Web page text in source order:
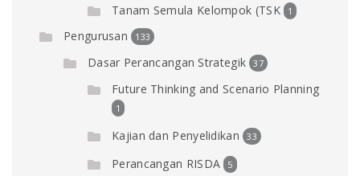
Tanam Semula Kelompok (TSK 1
Pengurusan 133
Dasar Perancangan Strategik 37
Future Thinking and Scenario Planning
1
Kajian dan Penyelidikan 33
Perancangan RISDA 5